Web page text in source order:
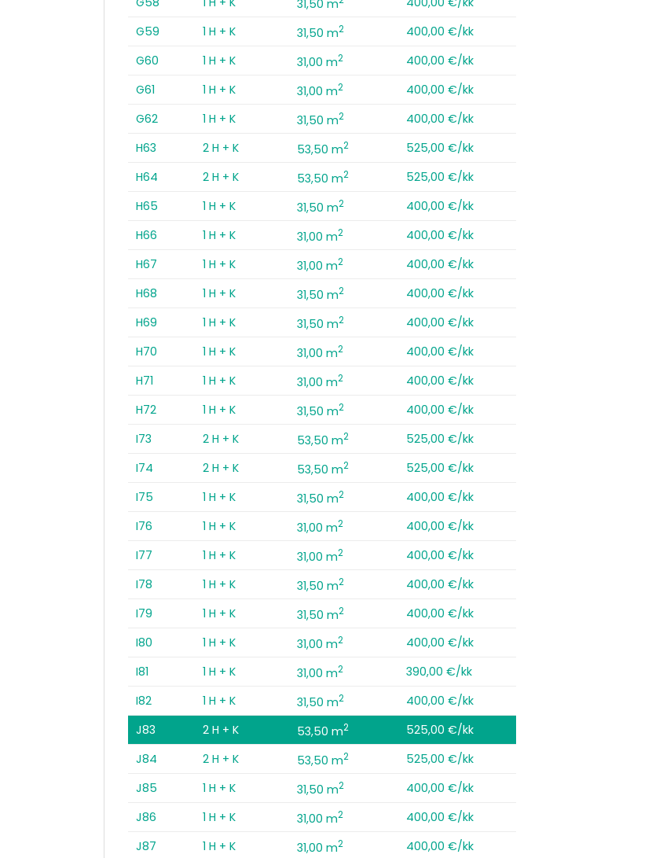
31,50 m
G59
1 H + K 31,50 m2
400,00 €/kk
G60
1 H + K 31,00 m2
400,00 €/kk
G61
1 H + K 31,00 m2
400,00 €/kk
G62
1 H + K 31,50 m2
400,00 €/kk
H63
2 H + K 53,50 m2
525,00 €/kk
H64
2 H + K 53,50 m2
525,00 €/kk
H65
1 H + K 31,50 m2
400,00 €/kk
H66
1 H + K 31,00 m2
400,00 €/kk
H67
1 H + K 31,00 m2
400,00 €/kk
H68
1 H + K 31,50 m2
400,00 €/kk
H69
1 H + K 31,50 m2
400,00 €/kk
H70
1 H + K 31,00 m2
400,00 €/kk
H71
1 H + K 31,00 m2
400,00 €/kk
H72
1 H + K 31,50 m2
400,00 €/kk
I73
2 H + K 53,50 m2
525,00 €/kk
I74
2 H + K 53,50 m2
525,00 €/kk
I75
1 H + K 31,50 m2
400,00 €/kk
I76
1 H + K 31,00 m2
400,00 €/kk
I77
1 H + K 31,00 m2
400,00 €/kk
I78
1 H + K 31,50 m2
400,00 €/kk
I79
1 H + K 31,50 m2
400,00 €/kk
I80
1 H + K 31,00 m2
400,00 €/kk
I81
1 H + K 31,00 m2
390,00 €/kk
I82
1 H + K 31,50 m2
400,00 €/kk
J83
2 H + K 53,50 m2
525,00 €/kk
J84
2 H + K 53,50 m2
525,00 €/kk
J85
1 H + K 31,50 m2
400,00 €/kk
J86
1 H + K 31,00 m2
400,00 €/kk
J87
1 H + K 31,00 m2 400,00 €/kk